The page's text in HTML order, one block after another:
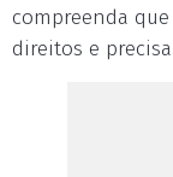
compreenda
direitos e